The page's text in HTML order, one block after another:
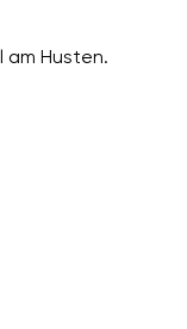
am Husten.